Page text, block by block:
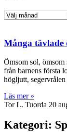
Sortera
Många tävlade
Ömsom sol,
från barnens första
högljutt,
Läs mer »
Tor L. Tuorda 20
Kategori: